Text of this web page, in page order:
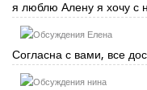
я люблю Алену я хочу с
Елена
Согласна с вами, все
нина